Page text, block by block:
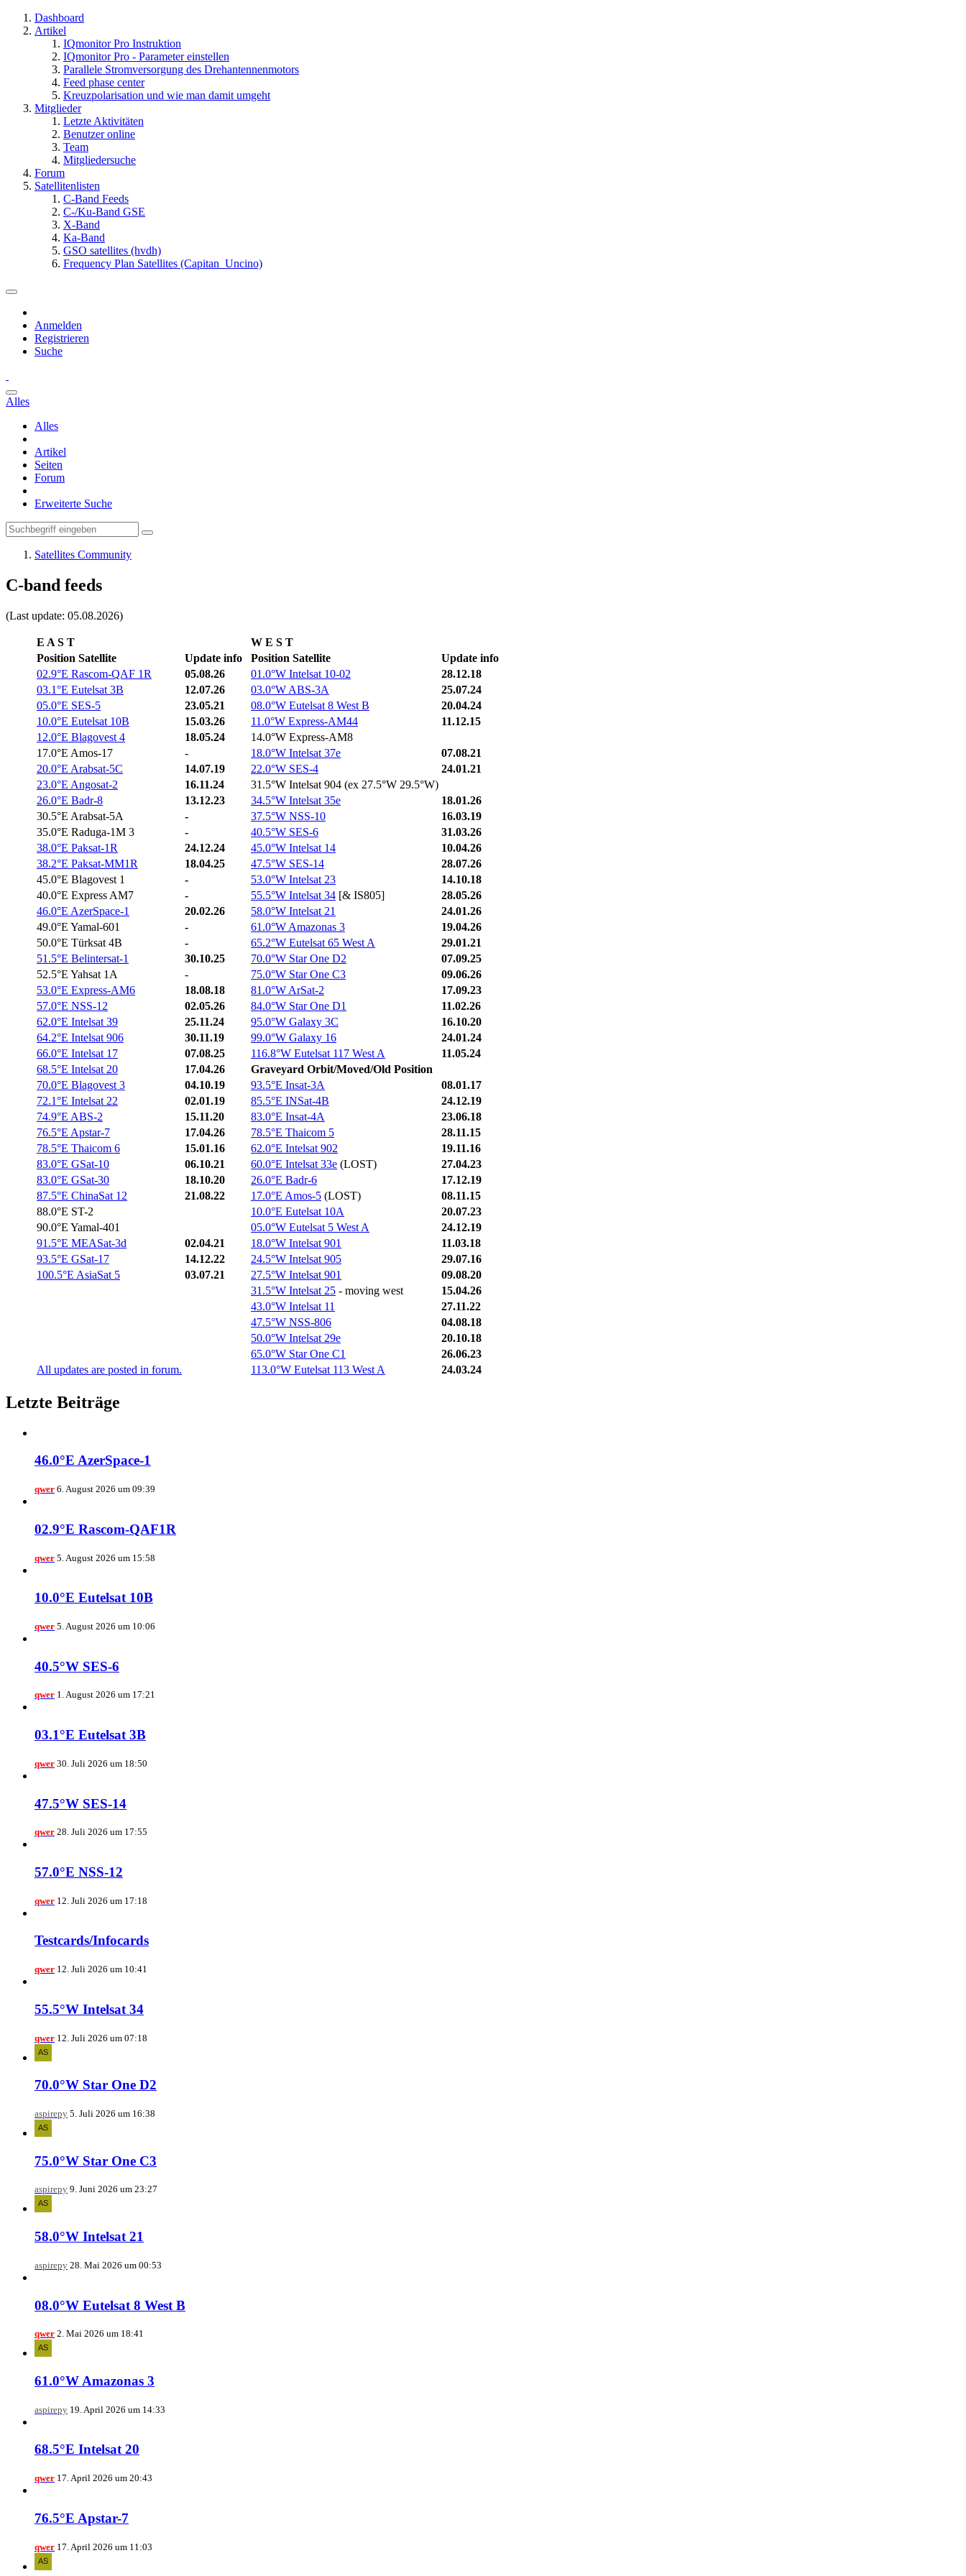
Dashboard
Artikel
IQmonitor Pro Instruktion
IQmonitor Pro - Parameter einstellen
Parallele Stromversorgung des Drehantennenmotors
Feed phase center
Kreuzpolarisation und wie man damit umgeht
Mitglieder
Letzte Aktivitäten
Benutzer online
Team
Mitgliedersuche
Forum
Satellitenlisten
C-Band Feeds
C-/Ku-Band GSE
X-Band
Ka-Band
GSO satellites (hvdh)
Frequency Plan Satellites (Capitan_Uncino)
Anmelden
Registrieren
Suche
Alles
Alles
Artikel
Seiten
Forum
Erweiterte Suche
Satellites Community
C-band feeds
(Last update: 05.08.2026)
E A S T
W E S T
Position Satellite
Update info Position Satellite
Update info
02.9°E Rascom-QAF 1R
05.08.26 01.0°W Intelsat 10-02
28.12.18
03.1°E Eutelsat 3B
12.07.26 03.0°W ABS-3A
25.07.24
05.0°E SES-5
23.05.21 08.0°W Eutelsat 8 West B
20.04.24
10.0°E Eutelsat 10B
15.03.26 11.0°W Express-AM44
11.12.15
12.0°E Blagovest 4
18.05.24
14.0°W Express-AM8
17.0°E Amos-17
- 18.0°W Intelsat 37e
07.08.21
20.0°E Arabsat-5C
14.07.19 22.0°W SES-4
24.01.21
23.0°E Angosat-2
16.11.24
31.5°W Intelsat 904 (ex 27.5°W 29.5°W)
26.0°E Badr-8
13.12.23 34.5°W Intelsat 35e
18.01.26
30.5°E Arabsat-5A
- 37.5°W NSS-10
16.03.19
35.0°E Raduga-1M 3
- 40.5°W SES-6
31.03.26
38.0°E Paksat-1R
24.12.24 45.0°W Intelsat 14
10.04.26
38.2°E Paksat-MM1R
18.04.25 47.5°W SES-14
28.07.26
45.0°E Blagovest 1
- 53.0°W Intelsat 23
14.10.18
40.0°E Express AM7
- 55.5°W Intelsat 34 [& IS805]
28.05.26
46.0°E AzerSpace-1
20.02.26 58.0°W Intelsat 21
24.01.26
49.0°E Yamal-601
- 61.0°W Amazonas 3
19.04.26
50.0°E Türksat 4B
- 65.2°W Eutelsat 65 West A
29.01.21
51.5°E Belintersat-1
30.10.25 70.0°W Star One D2
07.09.25
52.5°E Yahsat 1A
- 75.0°W Star One C3
09.06.26
53.0°E Express-AM6
18.08.18 81.0°W ArSat-2
17.09.23
57.0°E NSS-12
02.05.26 84.0°W Star One D1
11.02.26
62.0°E Intelsat 39
25.11.24 95.0°W Galaxy 3C
16.10.20
64.2°E Intelsat 906
30.11.19 99.0°W Galaxy 16
24.01.24
66.0°E Intelsat 17
07.08.25 116.8°W Eutelsat 117 West A
11.05.24
68.5°E Intelsat 20
17.04.26
Graveyard Orbit/Moved/Old Position
70.0°E Blagovest 3
04.10.19 93.5°E Insat-3A
08.01.17
72.1°E Intelsat 22
02.01.19 85.5°E INSat-4B
24.12.19
74.9°E ABS-2
15.11.20 83.0°E Insat-4A
23.06.18
76.5°E Apstar-7
17.04.26 78.5°E Thaicom 5
28.11.15
78.5°E Thaicom 6
15.01.16 62.0°E Intelsat 902
19.11.16
83.0°E GSat-10
06.10.21 60.0°E Intelsat 33e (LOST)
27.04.23
83.0°E GSat-30
18.10.20 26.0°E Badr-6
17.12.19
87.5°E ChinaSat 12
21.08.22 17.0°E Amos-5 (LOST)
08.11.15
88.0°E ST-2
10.0°E Eutelsat 10A
20.07.23
90.0°E Yamal-401
05.0°W Eutelsat 5 West A
24.12.19
91.5°E MEASat-3d
02.04.21 18.0°W Intelsat 901
11.03.18
93.5°E GSat-17
14.12.22 24.5°W Intelsat 905
29.07.16
100.5°E AsiaSat 5
03.07.21 27.5°W Intelsat 901
09.08.20
31.5°W Intelsat 25 - moving west
15.04.26
43.0°W Intelsat 11
27.11.22
47.5°W NSS-806
04.08.18
50.0°W Intelsat 29e
20.10.18
65.0°W Star One C1
26.06.23
All updates are posted in forum.
113.0°W Eutelsat 113 West A 24.03.24
Letzte Beiträge
46.0°E AzerSpace-1
qwer 6. August 2026 um 09:39
02.9°E Rascom-QAF1R
qwer 5. August 2026 um 15:58
10.0°E Eutelsat 10B
qwer 5. August 2026 um 10:06
40.5°W SES-6
qwer 1. August 2026 um 17:21
03.1°E Eutelsat 3B
qwer 30. Juli 2026 um 18:50
47.5°W SES-14
qwer 28. Juli 2026 um 17:55
57.0°E NSS-12
qwer 12. Juli 2026 um 17:18
Testcards/Infocards
qwer 12. Juli 2026 um 10:41
55.5°W Intelsat 34
qwer 12. Juli 2026 um 07:18
70.0°W Star One D2
aspirepy 5. Juli 2026 um 16:38
75.0°W Star One C3
aspirepy 9. Juni 2026 um 23:27
58.0°W Intelsat 21
aspirepy 28. Mai 2026 um 00:53
08.0°W Eutelsat 8 West B
qwer 2. Mai 2026 um 18:41
61.0°W Amazonas 3
aspirepy 19. April 2026 um 14:33
68.5°E Intelsat 20
qwer 17. April 2026 um 20:43
76.5°E Apstar-7
qwer 17. April 2026 um 11:03